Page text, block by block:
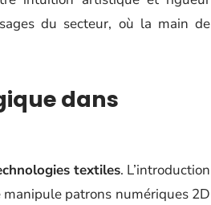
du secteur, où la main de
dans
textiles. L’introduction
patrons numériques 2D